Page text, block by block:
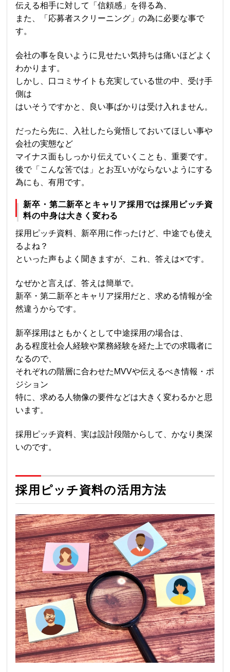
伝える相手に対して「信頼感」を得る為、
また、「応募者スクリーニング」の為に必要な事で
す。
会社の事を良いように見せたい気持ちは痛いほどよく
わかります。
しかし、口コミサイトも充実している世の中、受け手
側は
はいそうですかと、良い事ばかりは受け入れません。
だったら先に、入社したら覚悟しておいてほしい事や
会社の実態など
マイナス面もしっかり伝えていくことも、重要です。
後で「こんな筈では」とお互いがならないようにする
為にも、有用です。
新卒・第二新卒とキャリア採用では採用ピッチ資
料の中身は大きく変わる
採用ピッチ資料、新卒用に作ったけど、中途でも使え
るよね？
といった声もよく聞きますが、これ、答えは×です。
なぜかと言えば、答えは簡単で。
新卒・第二新卒とキャリア採用だと、求める情報が全
然違うからです。
新卒採用はともかくとして中途採用の場合は、
ある程度社会人経験や業務経験を経た上での求職者に
なるので、
それぞれの階層に合わせたMVVや伝えるべき情報・ポ
ジション
特に、求める人物像の要件などは大きく変わるかと思
います。
採用ピッチ資料、実は設計段階からして、かなり奥深
いのです。
採用ピッチ資料の活用方法